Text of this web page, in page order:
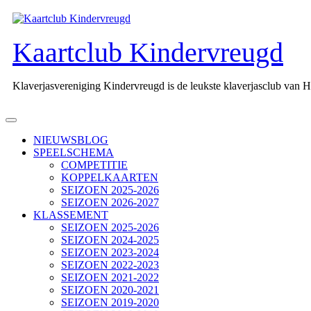
Ga
naar
inhoud
Kaartclub Kindervreugd
Klaverjasvereniging Kindervreugd is de leukste klaverjasclub van
Open
NIEUWSBLOG
SPEELSCHEMA
COMPETITIE
KOPPELKAARTEN
SEIZOEN 2025-2026
SEIZOEN 2026-2027
KLASSEMENT
SEIZOEN 2025-2026
SEIZOEN 2024-2025
SEIZOEN 2023-2024
SEIZOEN 2022-2023
SEIZOEN 2021-2022
SEIZOEN 2020-2021
SEIZOEN 2019-2020